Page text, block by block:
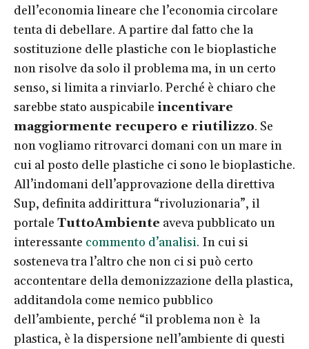
dell’economia lineare che l’economia circolare
tenta di debellare. A partire dal fatto che la
sostituzione delle plastiche con le bioplastiche
non risolve da solo il problema ma, in un certo
senso, si limita a rinviarlo. Perché è chiaro che
sarebbe stato auspicabile incentivare
maggiormente recupero e riutilizzo. Se
non vogliamo ritrovarci domani con un mare in
cui al posto delle plastiche ci sono le bioplastiche.
All’indomani dell’approvazione della direttiva
Sup, definita addirittura “rivoluzionaria”, il
portale TuttoAmbiente aveva pubblicato un
interessante commento d’analisi. In cui si
sosteneva tra l’altro che non ci si può certo
accontentare della demonizzazione della plastica,
additandola come nemico pubblico
dell’ambiente, perché “il problema non è la
plastica, è la dispersione nell’ambiente di questi